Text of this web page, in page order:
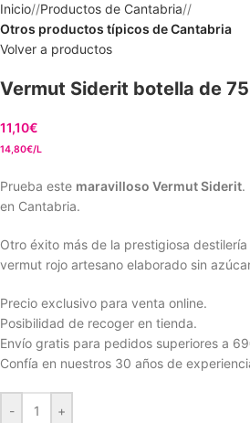
Inicio/ Productos de Cantabria/
Otros productos típicos de Cantabria
Volver a productos
Vermut Siderit botella de
11,10€
14,80€/L
Prueba este maravilloso Vermut Siderit.
en Cantabria.
Otro éxito más de la prestigiosa
vermut rojo artesano elaborado sin
Precio exclusivo para venta online.
Posibilidad de recoger en tienda.
Envío gratis para pedidos superiores a
Confía en nuestros 30 años de
- +